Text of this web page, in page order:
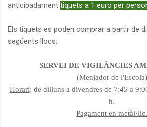
anticipadament tiquets a 1 euro per
Els tiquets es poden comprar a partir de
següents llocs:
SERVEI DE VIGILÀNCIES
(Menjador de l'Escola)
Horari: de dilluns a divendres de 7:45 a
h.
Pagament en metàl·lic.